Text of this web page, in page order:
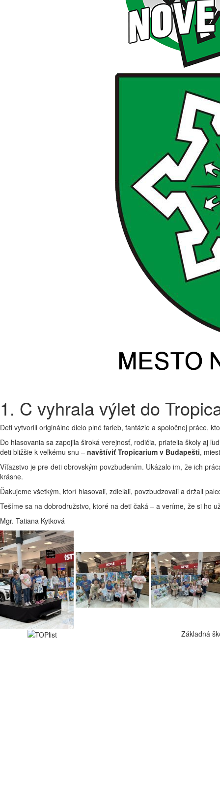
1. C vyhrala výlet do
Deti vytvorili originálne dielo plné farieb, fantázie a spoločnej práce,
Do hlasovania sa zapojila široká verejnosť, rodičia, priatelia školy aj
deti bližšie k veľkému snu – navštíviť Tropicarium v Budapešti,
Víťazstvo je pre deti obrovským povzbudením. Ukázalo im, že ich
krásne.
Ďakujeme všetkým, ktorí hlasovali, zdieľali, povzbudzovali a držali
Tešíme sa na dobrodružstvo, ktoré na deti čaká – a veríme, že si ho
Mgr. Tatiana Kytková
Základná